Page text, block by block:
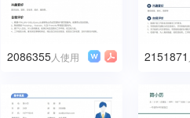
2086355人使用 2151871